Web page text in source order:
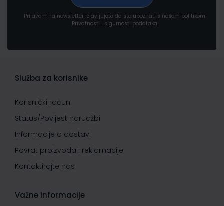
Prijavom na newsletter izjavljujete da ste upoznati s našom politikom
Privatnosti i sigurnosti podataka
Služba za korisnike
Korisnički račun
Status/Povijest narudžbi
Informacije o dostavi
Povrat proizvoda i reklamacije
Kontaktirajte nas
Važne informacije